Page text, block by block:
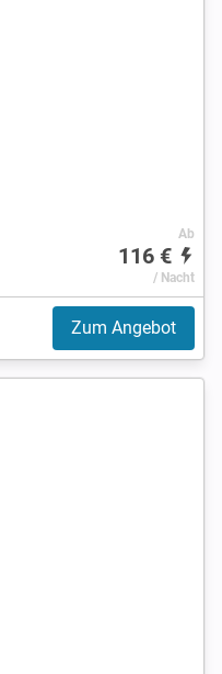
Ab
116 €
/ Nacht
Zum Angebot